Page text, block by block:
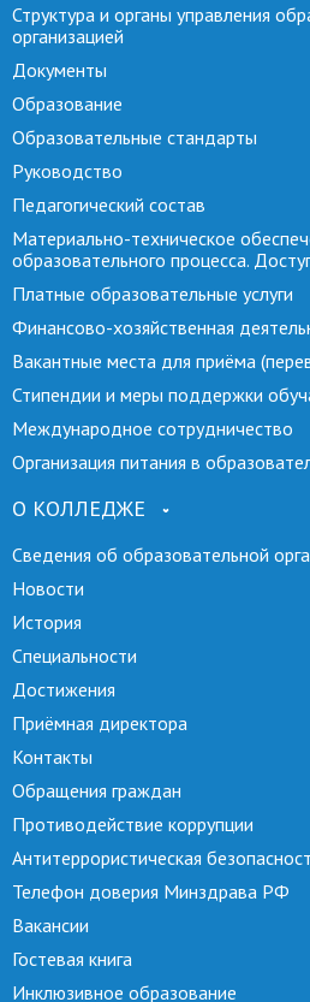
Структура и органы управления
организацией
Документы
Образование
Образовательные стандарты
Руководство
Педагогический состав
Материально-техническое
образовательного процесса.
Платные образовательные услуги
Финансово-хозяйственная
Вакантные места для приёма
Стипендии и меры поддержки
Международное сотрудничество
Организация питания в
О КОЛЛЕДЖЕ
Сведения об образовательной
Новости
История
Специальности
Достижения
Приёмная директора
Контакты
Обращения граждан
Противодействие коррупции
Антитеррористическая
Телефон доверия Минздрава РФ
Вакансии
Гостевая книга
Инклюзивное образование